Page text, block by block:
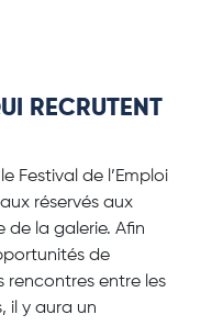
RECRUTENT
Festival de l’Emploi
réservés aux
de la galerie. Afin
de
rencontres entre les
il y aura un